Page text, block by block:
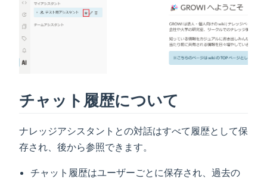
チャット履歴について
ナレッジアシスタントとの対話はすべて履歴として保
存され、後から参照できます。
チャット履歴はユーザーごとに保存され、過去の